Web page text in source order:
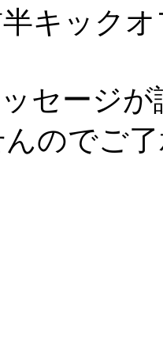
半キック
セージが
のでご